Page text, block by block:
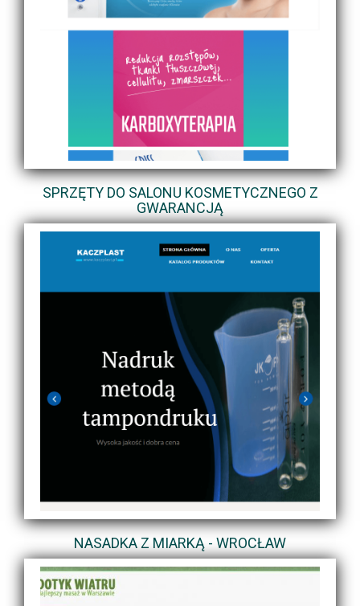
SPRZĘTY DO SALONU KOSMETYCZNEGO Z
GWARANCJĄ
NASADKA Z MIARKĄ - WROCŁAW